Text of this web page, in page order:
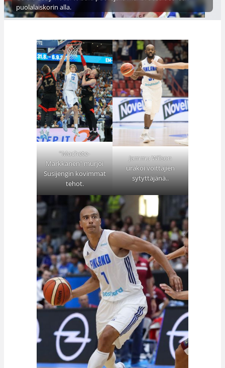
puolalaiskorin alla.
”Machete-
Markkanen” murjoi
Susijengin kovimmat
tehot.
Jammu Wilson
urakoi voittajien
sytyttäjänä..